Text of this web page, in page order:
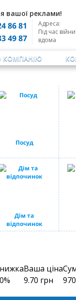
вашої реклами!
86 81
49 87
Адреса:
Під час
вдома
КОМПАНІЮ
Посуд
Дім та
відпочинок
Ваша ціна
9.70 грн 970